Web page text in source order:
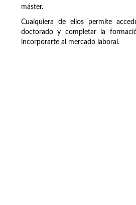
máster.
Cualquiera de ellos permite
doctorado y completar la
incorporarte al mercado laboral.